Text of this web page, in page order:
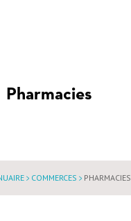
Pharmacies
COMMERCES PHARMACIES